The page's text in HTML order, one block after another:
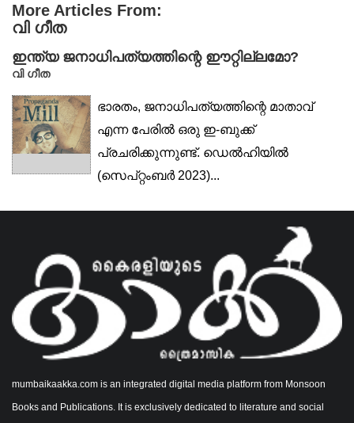
More Articles From:
വി ഗീത
ഇന്ത്യ ജനാധിപത്യത്തിന്റെ ഈറ്റില്ലമോ?
വി ഗീത
ഭാരതം, ജനാധിപത്യത്തിന്റെ മാതാവ്
എന്ന പേരിൽ ഒരു ഇ-ബുക്ക്
പ്രചരിക്കുന്നുണ്ട്. ഡെൽഹിയിൽ
(സെപ്റ്റംബർ 2023)...
mumbaikaakka.com is an integrated digital media platform from Monsoon
Books and Publications. It is exclusively dedicated to literature and social